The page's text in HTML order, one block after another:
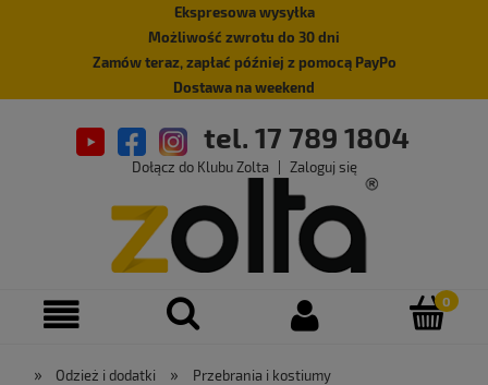
Ekspresowa wysyłka
Możliwość zwrotu do 30 dni
Zamów teraz, zapłać później z pomocą PayPo
Dostawa na weekend
tel. 17 789 1804
Dołącz do Klubu Zolta Zaloguj się
» Odzież i dodatki » Przebrania i kostiumy